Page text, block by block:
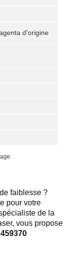
d'origine
faiblesse ?
pour votre
de la
vous propose